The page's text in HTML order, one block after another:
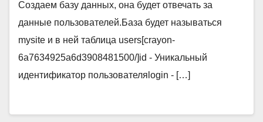
Создаем базу данных, она будет отвечать за
данные пользователей.База будет называться
mysite и в ней таблица users[crayon-
6a7634925a6d3908481500/]id - Уникальный
идентификатор пользователяlogin - […]